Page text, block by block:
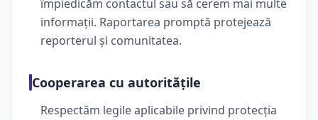
împiedicăm contactul sau să cerem mai multe
informații. Raportarea promptă protejează
reporterul și comunitatea.
Cooperarea cu autoritățile
Respectăm legile aplicabile privind protecția